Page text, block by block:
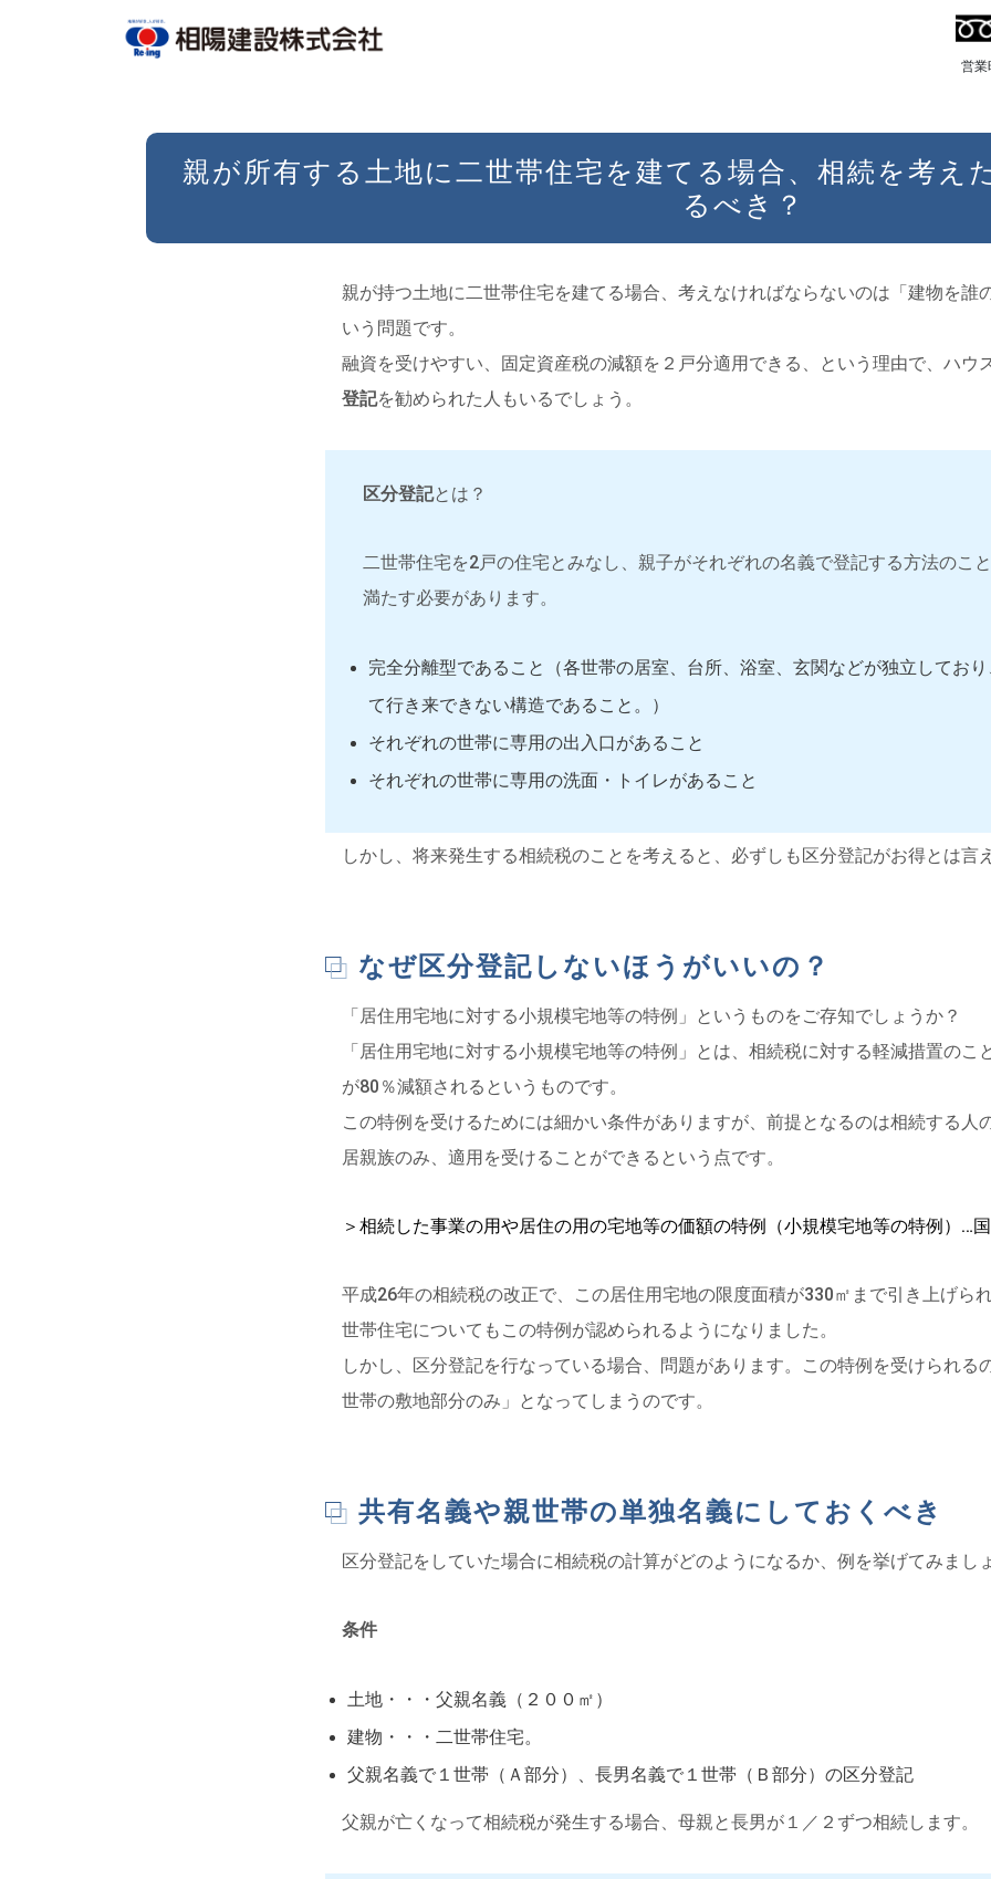
営
親が所有する土地に二世帯住宅を建てる場合、相続を考え
るべき？
親が持つ土地に二世帯住宅を建てる場合、考えなければならないのは「建物を誰
いう問題です。
融資を受けやすい、固定資産税の減額を２戸分適用できる、という理由で、ハウ
登記を勧められた人もいるでしょう。
区分登記とは？
二世帯住宅を2戸の住宅とみなし、親子がそれぞれの名義で登記する方法のこ
満たす必要があります。
完全分離型であること（各世帯の居室、台所、浴室、玄関などが独立してお
て行き来できない構造であること。）
それぞれの世帯に専用の出入口があること
それぞれの世帯に専用の洗面・トイレがあること
しかし、将来発生する相続税のことを考えると、必ずしも区分登記がお得とは言
なぜ区分登記しないほうがいいの？
「居住用宅地に対する小規模宅地等の特例」というものをご存知でしょうか？
「居住用宅地に対する小規模宅地等の特例」とは、相続税に対する軽減措置のこ
が80％減額されるというものです。
この特例を受けるためには細かい条件がありますが、前提となるのは相続する人
居親族のみ、適用を受けることができるという点です。
＞相続した事業の用や居住の用の宅地等の価額の特例（小規模宅地等の特例）…
平成26年の相続税の改正で、この居住用宅地の限度面積が330㎡まで引き上げら
世帯住宅についてもこの特例が認められるようになりました。
しかし、区分登記を行なっている場合、問題があります。この特例を受けられる
世帯の敷地部分のみ」となってしまうのです。
共有名義や親世帯の単独名義にしておくべき
区分登記をしていた場合に相続税の計算がどのようになるか、例を挙げてみまし
条件
土地・・・父親名義（２００㎡）
建物・・・二世帯住宅。
父親名義で１世帯（Ａ部分）、長男名義で１世帯（Ｂ部分）の区分登記
父親が亡くなって相続税が発生する場合、母親と長男が１／２ずつ相続します。